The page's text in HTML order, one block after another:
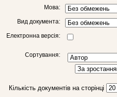
Мова:
Вид документа:
Електронна версія:
Сортування:
Кількість документів на сторінці